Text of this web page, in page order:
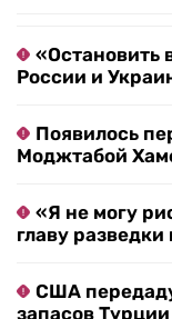
«Остановить
России и
Появилось
Моджтабой
«Я не могу
главу
США
запасов Турции